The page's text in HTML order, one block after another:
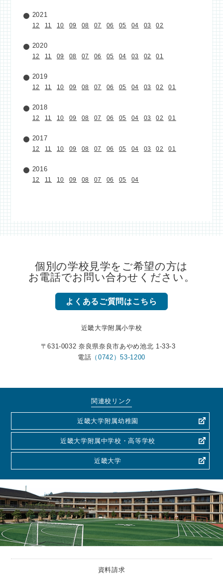
2021
12 11 10 09 08 07 06 05 04 03 02
2020
12 11 09 08 07 06 05 04 03 02 01
2019
12 11 10 09 08 07 06 05 04 03 02 01
2018
12 11 10 09 08 07 06 05 04 03 02 01
2017
12 11 10 09 08 07 06 05 04 03 02 01
2016
12 11 10 09 08 07 06 05 04
個別の学校見学をご希望の方は
お電話でお問い合わせください。
よくあるご質問はこちら
近畿大学附属小学校
〒631-0032 奈良県奈良市あやめ池北 1-33-3
電話 （0742）53-1200
関連校リンク
近畿大学附属幼稚園
近畿大学附属中学校・高等学校
近畿大学
資料請求